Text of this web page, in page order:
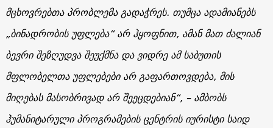
მცხოვრებთა პრობლემა გადაჭრეს. თუმცა ადამიანებს
„ბინადრობის უფლება“ არ ჰყოფნით, ამან მათ ძალიან
ბევრი შეზღუდვა შეუქმნა და ვიდრე ამ საბუთის
მფლობელთა უფლებები არ გაფართოვდება, მის
მიღებას მასობრივად არ შეეცდებიან“, – ამბობს
ჰუმანიტარული პროგრამების ცენტრის იურისტი საიდ